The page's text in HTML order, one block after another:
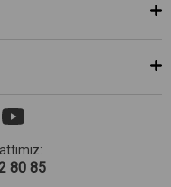
80 85